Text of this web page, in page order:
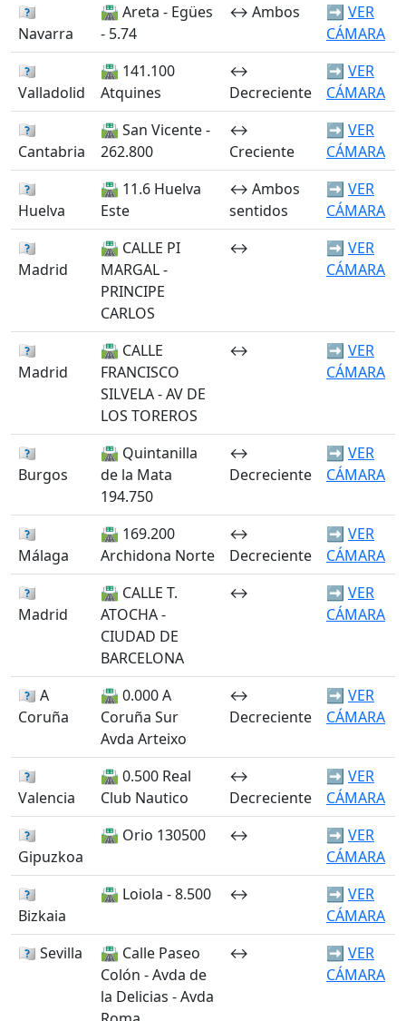
🏴󠁭󠁶󠁳󠁣󠁿
Navarra
🛣️ Areta - Egües
- 5.74
↔️ Ambos ➡️ VER
CÁMARA
🏴󠁭󠁶󠁳󠁣󠁿
Valladolid
🛣️ 141.100
Atquines
↔️
Decreciente
➡️ VER
CÁMARA
🏴󠁭󠁶󠁳󠁣󠁿
Cantabria
🛣️ San Vicente -
262.800
↔️
Creciente
➡️ VER
CÁMARA
🏴󠁭󠁶󠁳󠁣󠁿
Huelva
🛣️ 11.6 Huelva
Este
↔️ Ambos
sentidos
➡️ VER
CÁMARA
🏴󠁭󠁶󠁳󠁣󠁿
Madrid
🛣️ CALLE PI
MARGAL -
PRINCIPE
CARLOS
↔️ ➡️ VER
CÁMARA
🏴󠁭󠁶󠁳󠁣󠁿
Madrid
🛣️ CALLE
FRANCISCO
SILVELA - AV DE
LOS TOREROS
↔️ ➡️ VER
CÁMARA
🏴󠁭󠁶󠁳󠁣󠁿
Burgos
🛣️ Quintanilla
de la Mata
194.750
↔️
Decreciente
➡️ VER
CÁMARA
🏴󠁭󠁶󠁳󠁣󠁿
Málaga
🛣️ 169.200
Archidona Norte
↔️
Decreciente
➡️ VER
CÁMARA
🏴󠁭󠁶󠁳󠁣󠁿
Madrid
🛣️ CALLE T.
ATOCHA -
CIUDAD DE
BARCELONA
↔️ ➡️ VER
CÁMARA
🏴󠁭󠁶󠁳󠁣󠁿 A
Coruña
🛣️ 0.000 A
Coruña Sur
Avda Arteixo
↔️
Decreciente
➡️ VER
CÁMARA
🏴󠁭󠁶󠁳󠁣󠁿
Valencia
🛣️ 0.500 Real
Club Nautico
↔️
Decreciente
➡️ VER
CÁMARA
🏴󠁭󠁶󠁳󠁣󠁿
Gipuzkoa
🛣️ Orio 130500 ↔️ ➡️ VER
CÁMARA
🏴󠁭󠁶󠁳󠁣󠁿
Bizkaia
🛣️ Loiola - 8.500 ↔️ ➡️ VER
CÁMARA
🏴󠁭󠁶󠁳󠁣󠁿 Sevilla
🛣️ Calle Paseo
Colón - Avda de
la Delicias - Avda
↔️ ➡️ VER
CÁMARA